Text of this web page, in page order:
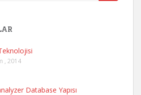
, 2014
Database Yapısı